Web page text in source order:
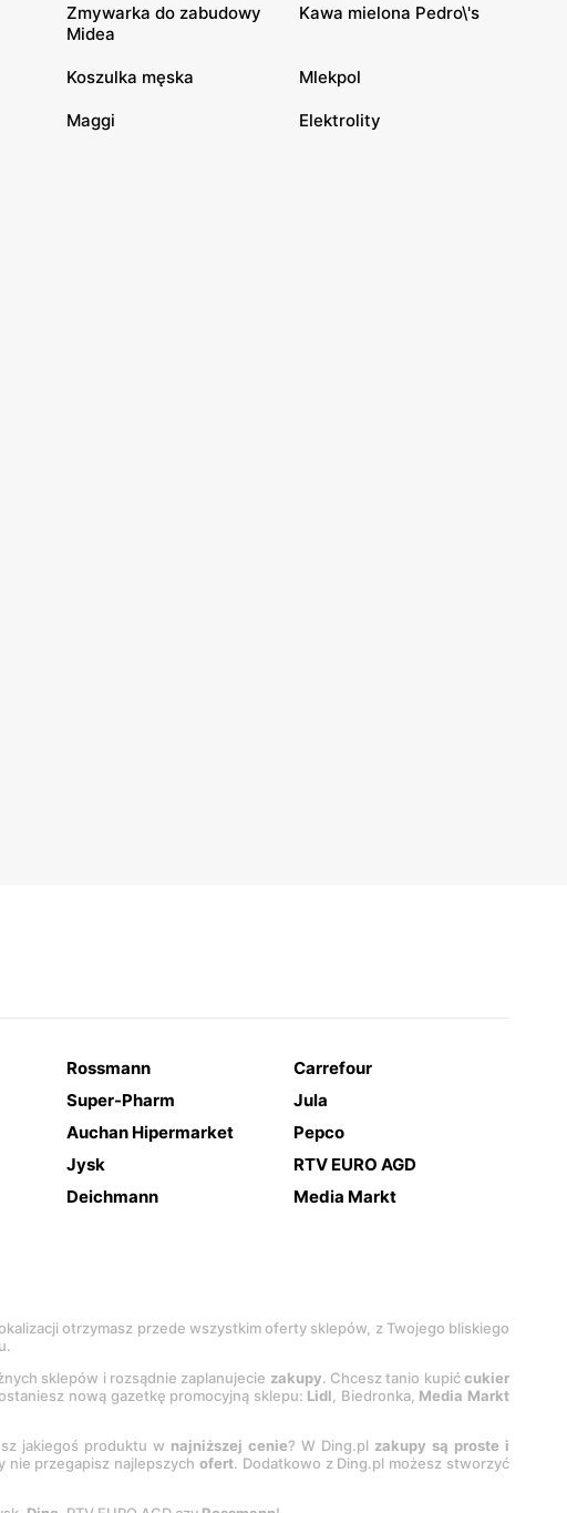
Zmywarka do zabudowy
Midea
Kawa mielona Pedro\'s
Koszulka męska Mlekpol
Maggi Elektrolity
Rossmann
Carrefour
Super-Pharm
Jula
Auchan Hipermarket
Pepco
Jysk
RTV EURO AGD
Deichmann Media Markt
otrzymasz przede wszystkim oferty sklepów, z Twojego bliskiego
sklepów i rozsądnie zaplanujecie zakupy. Chcesz tanio kupićcukier
nową gazetkę promocyjną sklepu: Lidl, Biedronka, Media Markt
jakiegoś produktu w najniższej cenie? W Ding.pl zakupy są proste i
nie przegapisz najlepszychofert. Dodatkowo z Ding.pl możesz stworzyć